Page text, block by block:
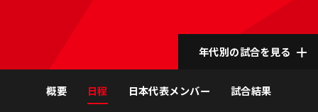
年代別の試合を見る
概要 日程 日本代表メンバー 試合結果